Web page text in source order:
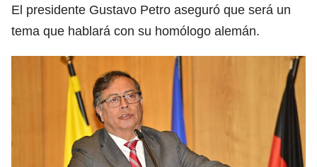
El presidente Gustavo Petro aseguró que será un
tema que hablará con su homólogo alemán.